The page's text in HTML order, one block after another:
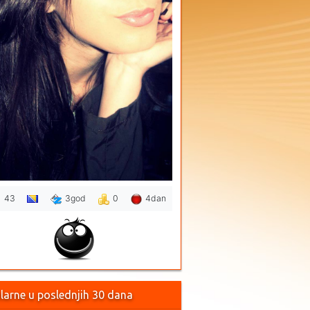
43 3god 0 4dan
u poslednjih 30 dana